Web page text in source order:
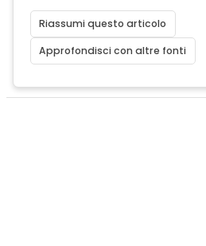
Riassumi questo articolo
Approfondisci con altre fonti